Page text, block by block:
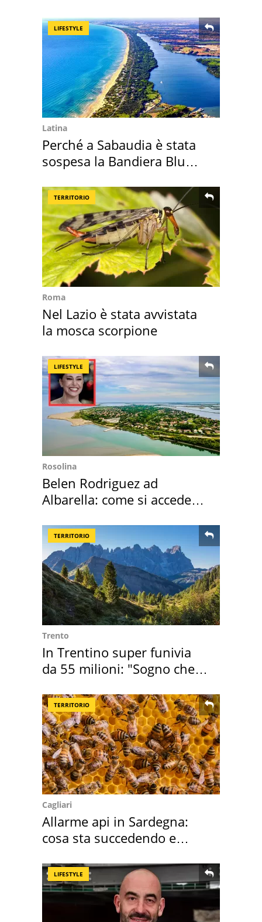
LIFESTYLE
Latina
Perché a Sabaudia è stata
sospesa la Bandiera Blu
TERRITORIO
Roma
Nel Lazio è stata avvistata
la mosca scorpione
LIFESTYLE
Rosolina
Belen Rodriguez ad
Albarella: come si accede
TERRITORIO
Trento
In Trentino super funivia
da 55 milioni: "Sogno che si
TERRITORIO
Cagliari
Allarme api in Sardegna:
cosa sta succedendo e
LIFESTYLE